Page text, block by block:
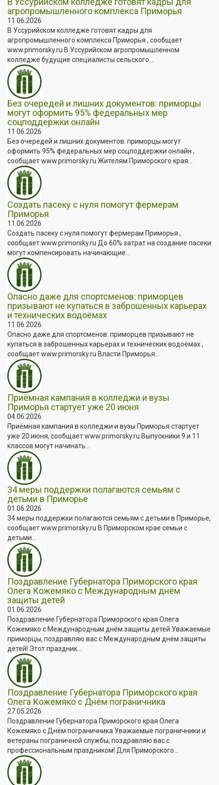
агропромышленного комплекса Приморья
11.06.2026
В Уссурийском колледже готовят кадры для
агропромышленного комплекса Приморья , сообщает
www.primorsky.ru В Уссурийском агропромышленном
колледже будущие специалисты сельского...
Без очередей и лишних документов: приморцы
могут оформить 95% федеральных мер
соцподдержки онлайн
11.06.2026
Без очередей и лишних документов: приморцы могут
оформить 95% федеральных мер соцподдержки онлайн ,
сообщает www.primorsky.ru Жителям Приморского края...
Создать пасеку с нуля помогут фермерам
Приморья
11.06.2026
Создать пасеку с нуля помогут фермерам Приморья ,
сообщает www.primorsky.ru До 60% затрат на создание пасеки
могут компенсировать начинающие...
Опасно даже для спортсменов: приморцев
призывают не купаться в заброшенных карьерах
и технических водоёмах
11.06.2026
Опасно даже для спортсменов: приморцев призывают не
купаться в заброшенных карьерах и технических водоёмах ,
сообщает www.primorsky.ru Власти Приморья...
Приёмная кампания в колледжи и вузы
Приморья стартует уже 20 июня
04.06.2026
Приёмная кампания в колледжи и вузы Приморья стартует
уже 20 июня, сообщает www.primorsky.ru Выпускники 9 и 11
классов могут начинать...
34 меры поддержки полагаются семьям с
детьми в Приморье
01.06.2026
34 меры поддержки полагаются семьям с детьми в Приморье,
сообщает www.primorsky.ru В Приморском крае семьи с
детьми...
Поздравление Губернатора Приморского края
Олега Кожемяко с Международным днём
защиты детей
01.06.2026
Поздравление Губернатора Приморского края Олега
Кожемяко с Международным днём защиты детей Уважаемые
приморцы, поздравляю вас с Международным днём защиты
детей! Этот праздник...
Поздравление Губернатора Приморского края
Олега Кожемяко с Днём пограничника
27.05.2026
Поздравление Губернатора Приморского края Олега
Кожемяко с Днём пограничника Уважаемые пограничники и
ветераны пограничной службы, поздравляю вас с
профессиональным праздником! Для Приморского...